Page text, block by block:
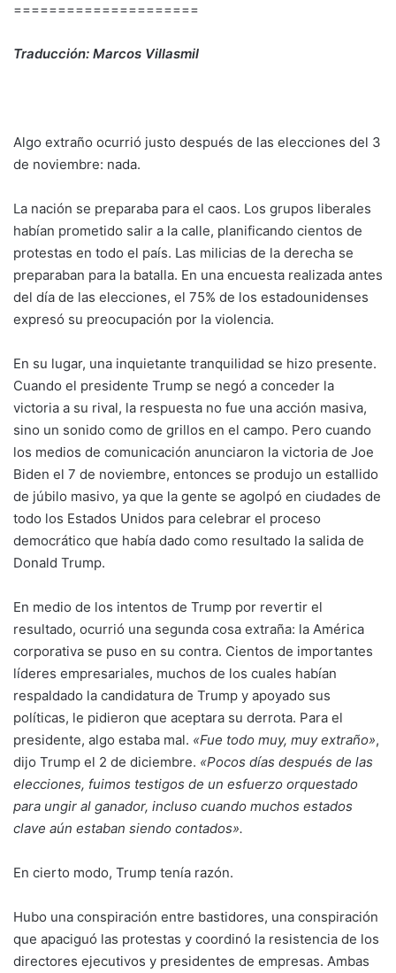
=====================
Traducción: Marcos Villasmil
Algo extraño ocurrió justo después de las elecciones del 3
de noviembre: nada.
La nación se preparaba para el caos. Los grupos liberales
habían prometido salir a la calle, planificando cientos de
protestas en todo el país. Las milicias de la derecha se
preparaban para la batalla. En una encuesta realizada antes
del día de las elecciones, el 75% de los estadounidenses
expresó su preocupación por la violencia.
En su lugar, una inquietante tranquilidad se hizo presente.
Cuando el presidente Trump se negó a conceder la
victoria a su rival, la respuesta no fue una acción masiva,
sino un sonido como de grillos en el campo. Pero cuando
los medios de comunicación anunciaron la victoria de Joe
Biden el 7 de noviembre, entonces se produjo un estallido
de júbilo masivo, ya que la gente se agolpó en ciudades de
todo los Estados Unidos para celebrar el proceso
democrático que había dado como resultado la salida de
Donald Trump.
En medio de los intentos de Trump por revertir el
resultado, ocurrió una segunda cosa extraña: la América
corporativa se puso en su contra. Cientos de importantes
líderes empresariales, muchos de los cuales habían
respaldado la candidatura de Trump y apoyado sus
políticas, le pidieron que aceptara su derrota. Para el
presidente, algo estaba mal. «Fue todo muy, muy extraño»,
dijo Trump el 2 de diciembre. «Pocos días después de las
elecciones, fuimos testigos de un esfuerzo orquestado
para ungir al ganador, incluso cuando muchos estados
clave aún estaban siendo contados».
En cierto modo, Trump tenía razón.
Hubo una conspiración entre bastidores, una conspiración
que apaciguó las protestas y coordinó la resistencia de los
directores ejecutivos y presidentes de empresas. Ambas